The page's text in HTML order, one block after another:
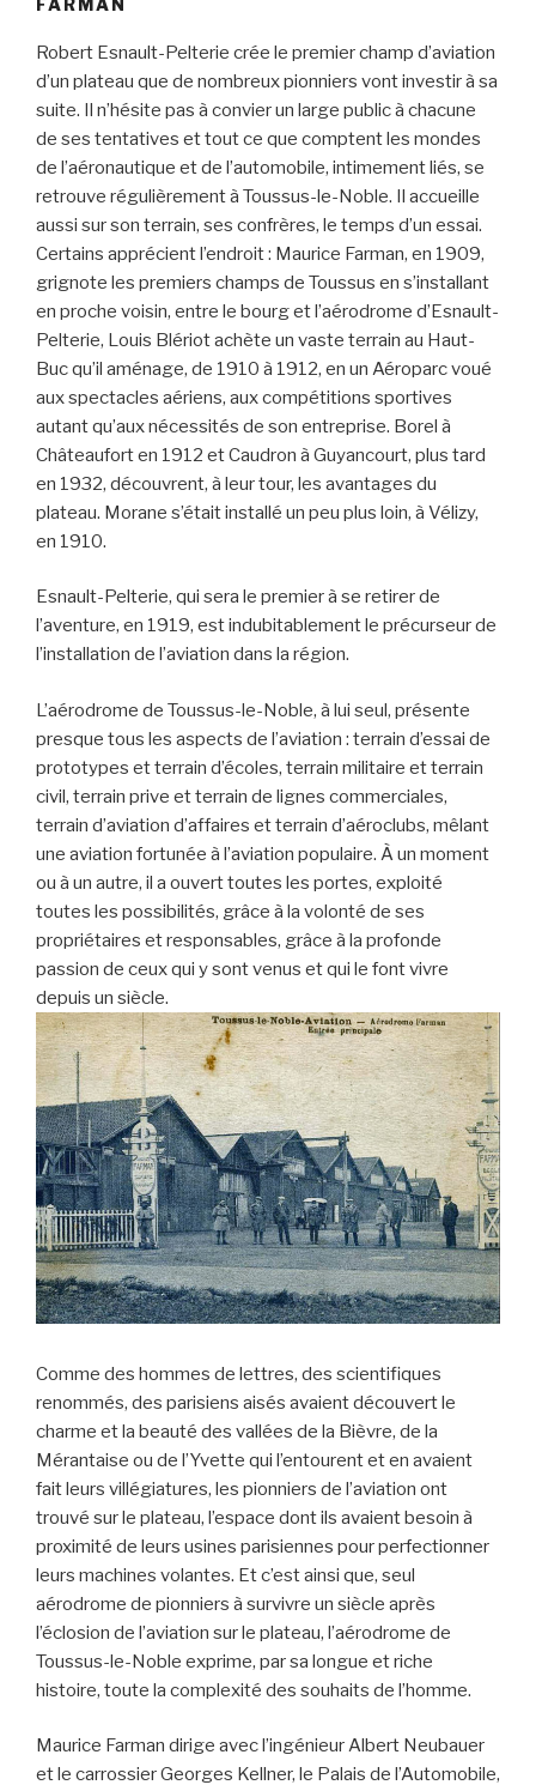
FARMAN
Robert Esnault-Pelterie crée le premier champ d’aviation
d’un plateau que de nombreux pionniers vont investir à sa
suite. Il n’hésite pas à convier un large public à chacune
de ses tentatives et tout ce que comptent les mondes
de l’aéronautique et de l’automobile, intimement liés, se
retrouve régulièrement à Toussus-le-Noble. Il accueille
aussi sur son terrain, ses confrères, le temps d’un essai.
Certains apprécient l’endroit : Maurice Farman, en 1909,
grignote les premiers champs de Toussus en s’installant
en proche voisin, entre le bourg et l’aérodrome d’Esnault-
Pelterie, Louis Blériot achète un vaste terrain au Haut-
Buc qu’il aménage, de 1910 à 1912, en un Aéroparc voué
aux spectacles aériens, aux compétitions sportives
autant qu’aux nécessités de son entreprise. Borel à
Châteaufort en 1912 et Caudron à Guyancourt, plus tard
en 1932, découvrent, à leur tour, les avantages du
plateau. Morane s’était installé un peu plus loin, à Vélizy,
en 1910.
Esnault-Pelterie, qui sera le premier à se retirer de
l’aventure, en 1919, est indubitablement le précurseur de
l’installation de l’aviation dans la région.
L’aérodrome de Toussus-le-Noble, à lui seul, présente
presque tous les aspects de l’aviation : terrain d’essai de
prototypes et terrain d’écoles, terrain militaire et terrain
civil, terrain prive et terrain de lignes commerciales,
terrain d’aviation d’affaires et terrain d’aéroclubs, mêlant
une aviation fortunée à l’aviation populaire. À un moment
ou à un autre, il a ouvert toutes les portes, exploité
toutes les possibilités, grâce à la volonté de ses
propriétaires et responsables, grâce à la profonde
passion de ceux qui y sont venus et qui le font vivre
depuis un siècle.
Comme des hommes de lettres, des scientifiques
renommés, des parisiens aisés avaient découvert le
charme et la beauté des vallées de la Bièvre, de la
Mérantaise ou de l’Yvette qui l’entourent et en avaient
fait leurs villégiatures, les pionniers de l’aviation ont
trouvé sur le plateau, l’espace dont ils avaient besoin à
proximité de leurs usines parisiennes pour perfectionner
leurs machines volantes. Et c’est ainsi que, seul
aérodrome de pionniers à survivre un siècle après
l’éclosion de l’aviation sur le plateau, l’aérodrome de
Toussus-le-Noble exprime, par sa longue et riche
histoire, toute la complexité des souhaits de l’homme.
Maurice Farman dirige avec l’ingénieur Albert Neubauer
et le carrossier Georges Kellner, le Palais de l’Automobile,